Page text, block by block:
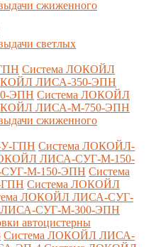
сжиженного
светлых
Система ЛОКОЙЛ
ЛИСА-350-ЭПН
ЭПН Система ЛОКОЙЛ
ЛИСА-М-750-ЭПН
сжиженного
ГПН Система ЛОКОЙЛ-
ЛИСА-СУГ-М-150-
М-150-ЭПН Система
Система ЛОКОЙЛ
ЛОКОЙЛ ЛИСА-СУГ-
СУГ-М-300-ЭПН
автоцистерны
Система ЛОКОЙЛ ЛИСА-